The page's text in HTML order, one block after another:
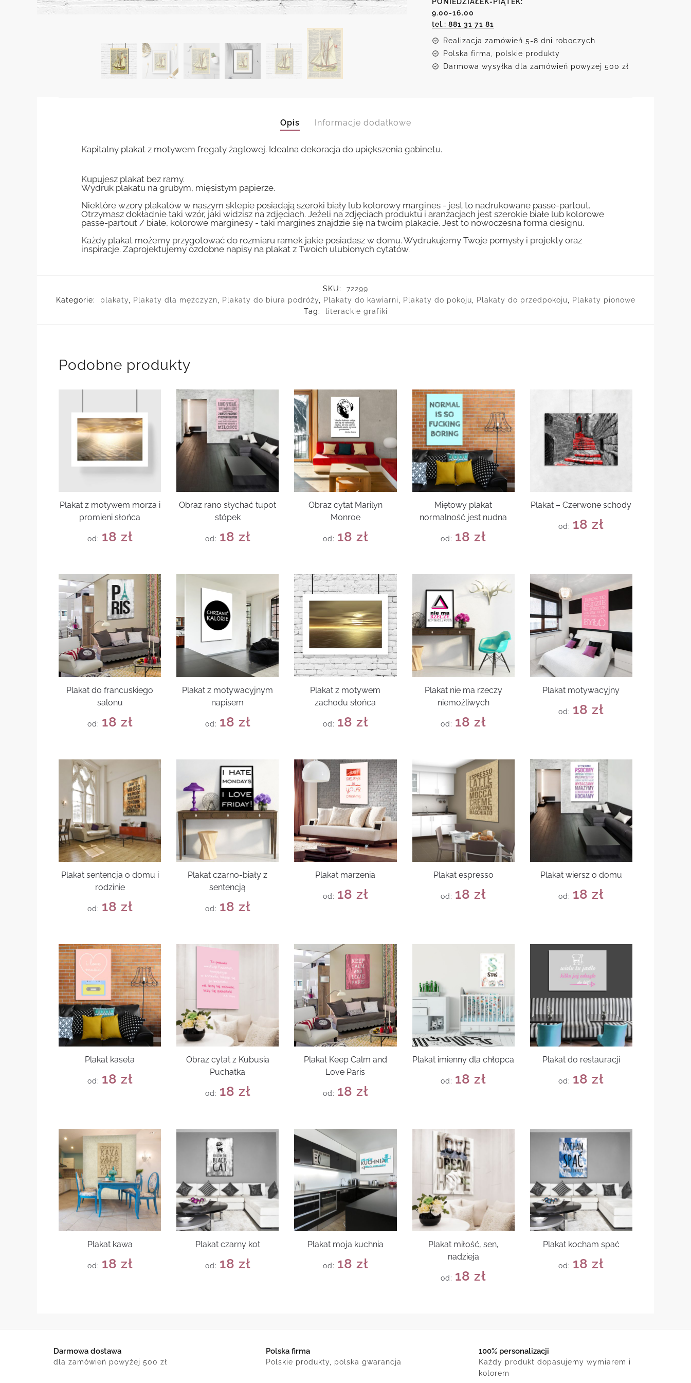
morzu
9.00-16.00
tel.: 881 31 71 81
Realizacja zamówień 5-8 dni roboczych
Polska firma, polskie produkty
Darmowa wysyłka dla zamówień powyżej 500 zł
Opis Informacje dodatkowe
Kapitalny plakat z motywem fregaty żaglowej. Idealna dekoracja do upiększenia gabinetu.
Kupujesz plakat bez ramy.
Wydruk plakatu na grubym, mięsistym papierze.
Niektóre wzory plakatów w naszym sklepie posiadają szeroki biały lub kolorowy margines - jest to nadrukowane passe-partout.
Otrzymasz dokładnie taki wzór, jaki widzisz na zdjęciach. Jeżeli na zdjęciach produktu i aranżacjach jest szerokie białe lub kolorowe
passe-partout / białe, kolorowe marginesy - taki margines znajdzie się na twoim plakacie. Jest to nowoczesna forma designu.
Każdy plakat możemy przygotować do rozmiaru ramek jakie posiadasz w domu. Wydrukujemy Twoje pomysły i projekty oraz
inspiracje. Zaprojektujemy ozdobne napisy na plakat z Twoich ulubionych cytatów.
SKU:
72299
Kategorie:
plakaty, Plakaty dla mężczyzn, Plakaty do biura podróży, Plakaty do kawiarni, Plakaty do pokoju, Plakaty do przedpokoju, Plakaty pionowe
Tag:
literackie grafiki
Podobne produkty
Plakat z motywem morza i
promieni słońca
od: 18 zł
Obraz rano słychać tupot
stópek
od: 18 zł
Obraz cytat Marilyn
Monroe
od: 18 zł
Miętowy plakat
normalność jest nudna
od: 18zł
Plakat – Czerwone schody
od: 18zł
Plakat do francuskiego
salonu
od: 18 zł
Plakat z motywacyjnym
napisem
od: 18 zł
Plakat z motywem
zachodu słońca
od: 18 zł
Plakat nie ma rzeczy
niemożliwych
od: 18zł
Plakat motywacyjny
od: 18zł
Plakat sentencja o domu i
rodzinie
od: 18 zł
Plakat czarno-biały z
sentencją
od: 18 zł
Plakat marzenia
od: 18 zł
Plakat espresso
od: 18zł
Plakat wiersz o domu
od: 18zł
Plakat kaseta
od: 18 zł
Obraz cytat z Kubusia
Puchatka
od: 18 zł
Plakat Keep Calm and
Love Paris
od: 18 zł
Plakat imienny dla chłopca
od: 18zł
Plakat do restauracji
od: 18zł
Plakat kawa
od: 18 zł
Plakat czarny kot
od: 18 zł
Plakat moja kuchnia
od: 18 zł
Plakat miłość, sen,
nadzieja
od: 18zł
Plakat kocham spać
od: 18zł
Darmowa dostawa
dla zamówień powyżej 500 zł
Polska firma
Polskie produkty, polska gwarancja
100% personalizacji
Każdy produkt dopasujemy wymiarem i
kolorem